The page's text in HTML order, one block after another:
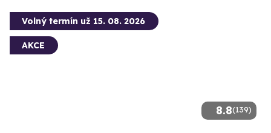
8.8(139)
Volný termín už 15. 08. 2026
AKCE